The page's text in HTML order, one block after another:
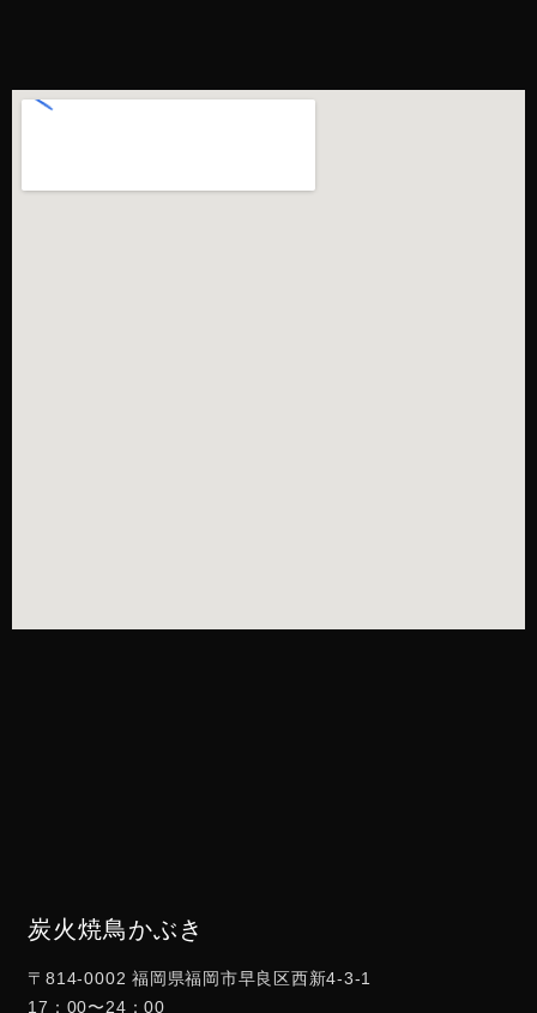
炭火焼鳥かぶき
〒814-0002 福岡県福岡市早良区西新4-3-1
17：00〜24：00